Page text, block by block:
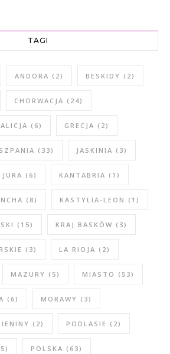
TAGI
ANDORA (2) BESKIDY (2)
CHORWACJA (24)
(6) GRECJA (2)
(33) JASKINIA (3)
JURA (6) KANTABRIA (1)
(8) KASTYLIA-LEON (1)
(15) KRAJ BASKÓW (3)
(3) LA RIOJA (2)
MAZURY (5) MIASTO (53)
(6) MORAWY (3)
(2) PODLASIE (2)
POLSKA (63)